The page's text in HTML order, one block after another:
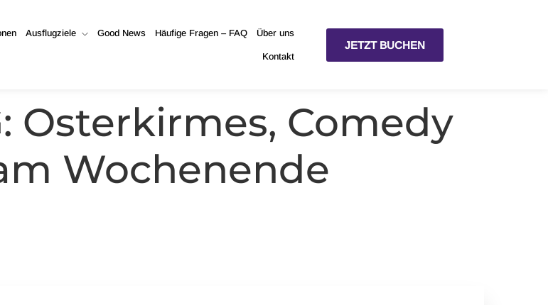
Ausflugziele Good News Häufige Fragen – FAQ Über uns
Kontakt
JETZT BUCHEN
Ausflugziele Good News Häufige Fragen – FAQ Über uns
Kontakt
JETZT BUCHEN
Osterkirmes, Comedy
Wochenende